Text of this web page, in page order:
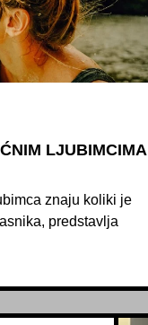
LJUBIMCIMA
znaju koliki je
predstavlja